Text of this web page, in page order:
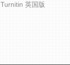
Turnitin 英国版